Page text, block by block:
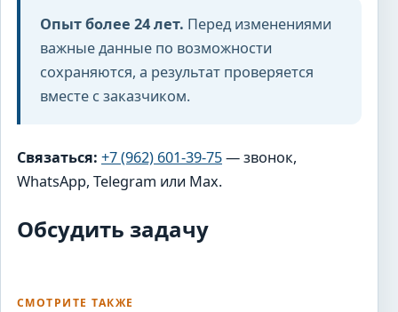
Опыт более 24 лет. Перед изменениями
важные данные по возможности
сохраняются, а результат проверяется
вместе с заказчиком.
Связаться: +7 (962) 601-39-75— звонок,
WhatsApp, Telegram или Max.
Обсудить задачу
СМОТРИТЕ ТАКЖЕ